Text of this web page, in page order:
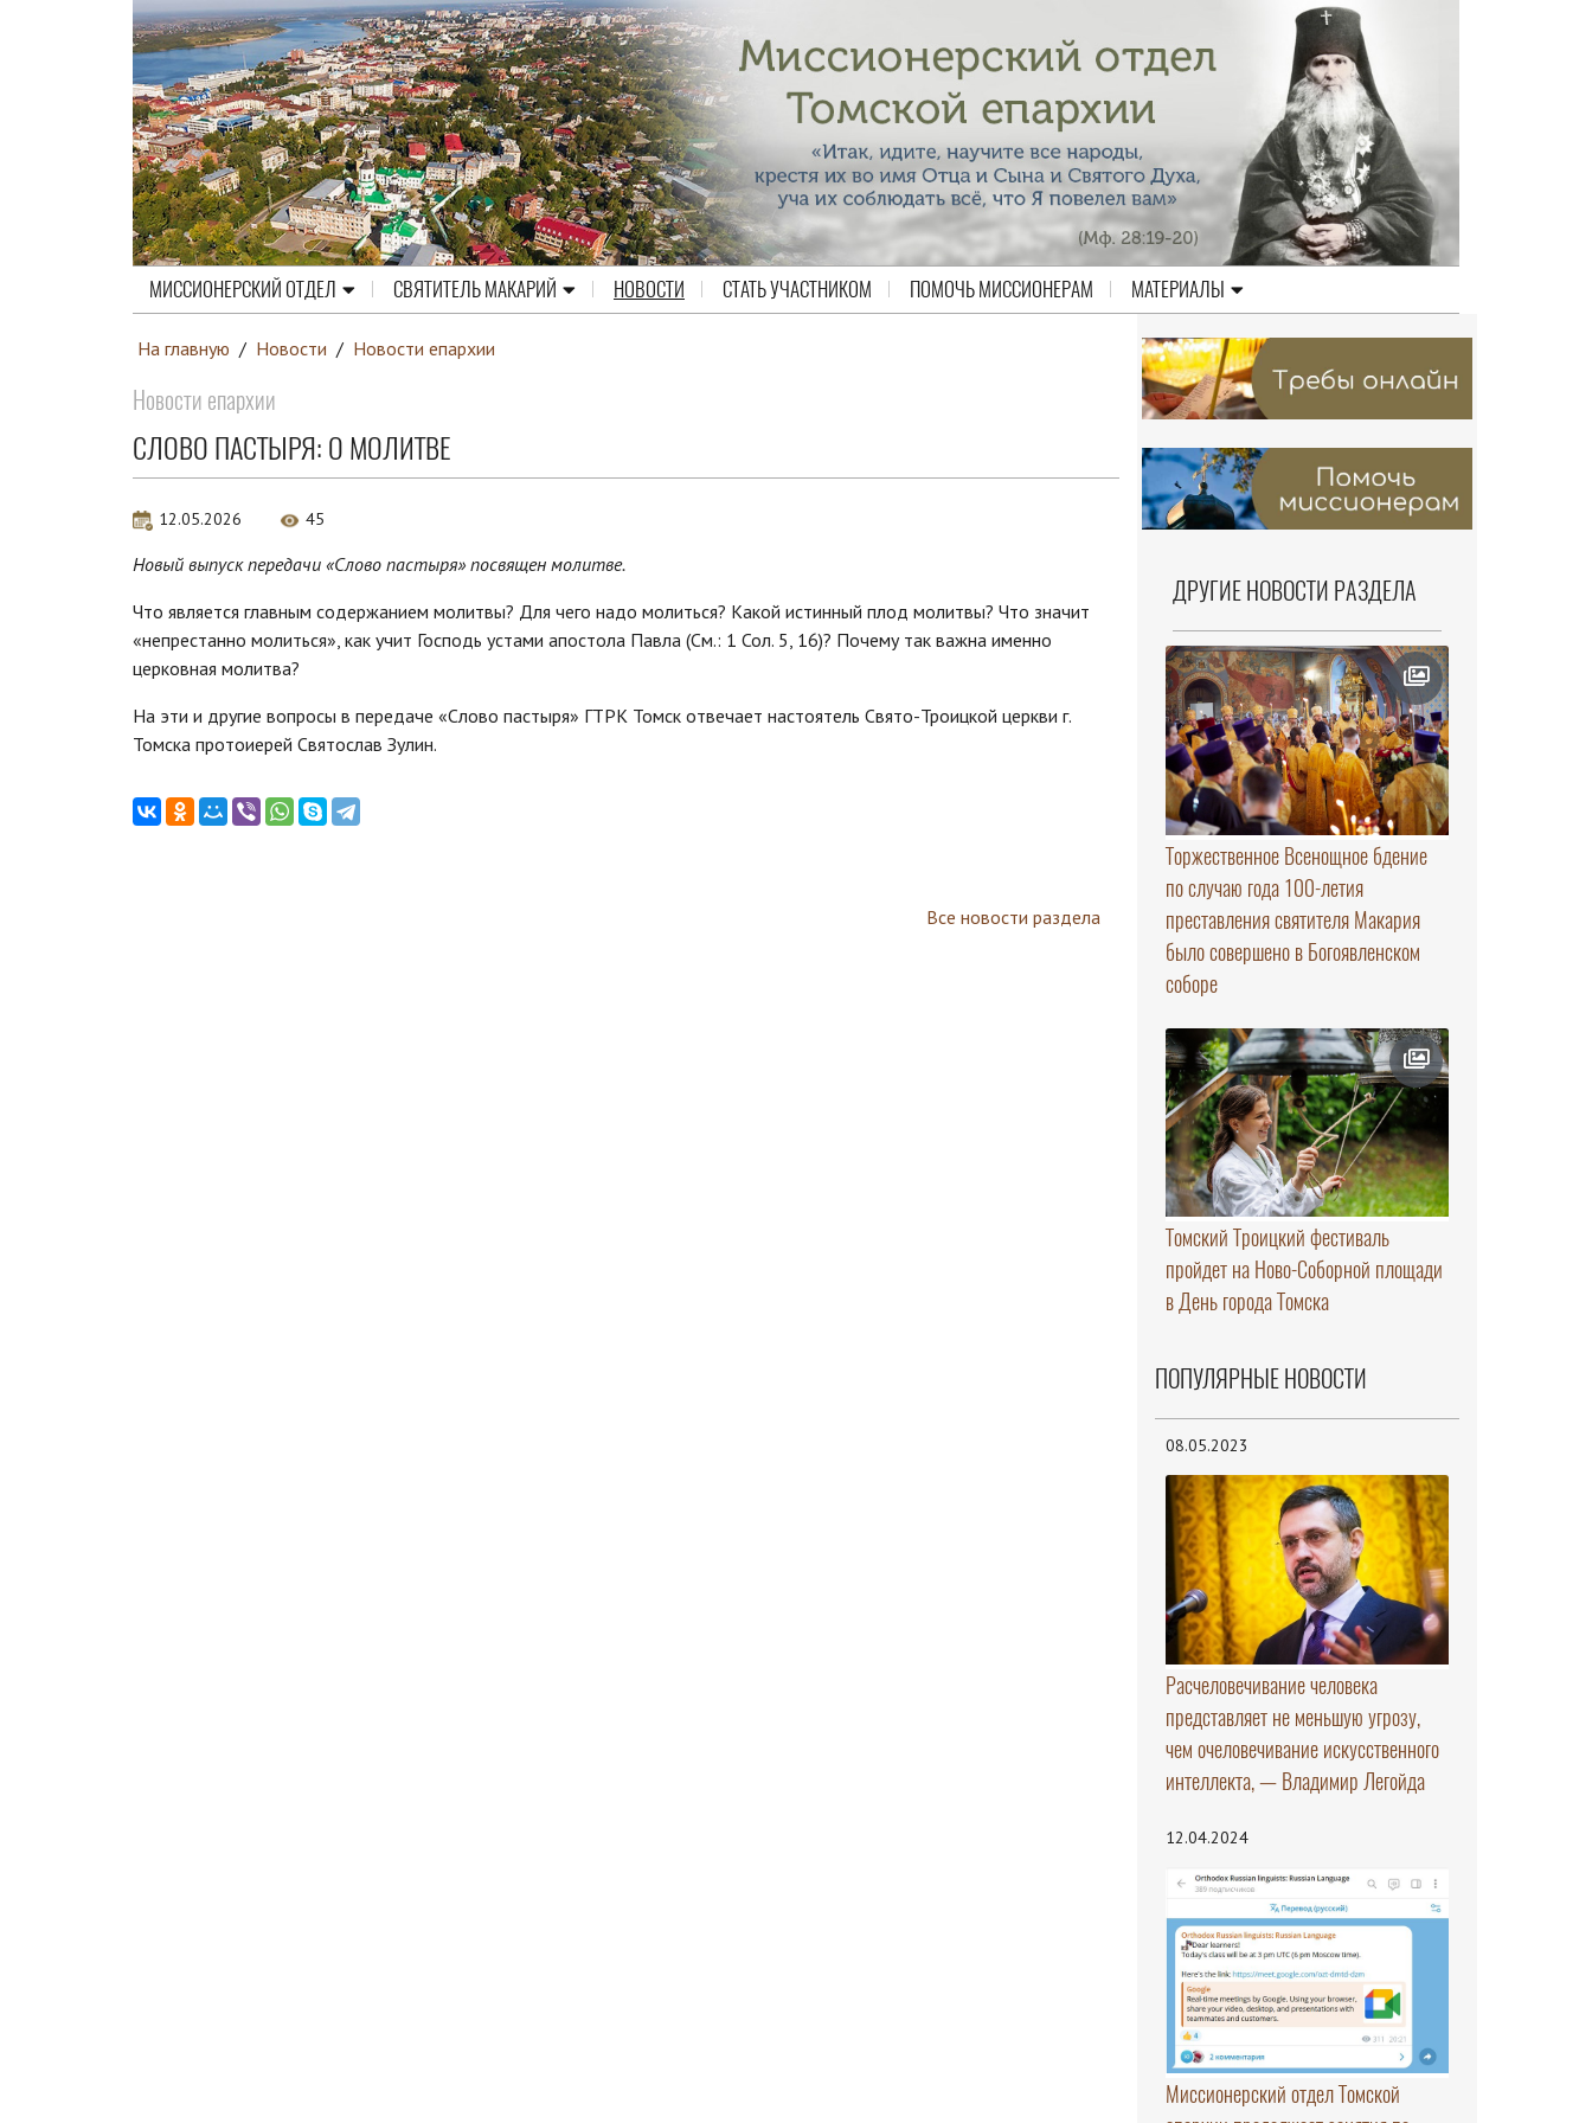
МИССИОНЕРСКИЙ ОТДЕЛ СВЯТИТЕЛЬ МАКАРИЙ НОВОСТИ СТАТЬ УЧАСТНИКОМ ПОМОЧЬ МИССИОНЕРАМ МАТЕРИАЛЫ
На главную / Новости / Новости епархии
Новости епархии
СЛОВО ПАСТЫРЯ: О МОЛИТВЕ
12.05.2026 45
Новый выпуск передачи «Слово пастыря» посвящен молитве.
Что является главным содержанием молитвы? Для чего надо молиться? Какой истинный плод молитвы? Что значит
«непрестанно молиться», как учит Господь устами апостола Павла (См.: 1 Сол. 5, 16)? Почему так важна именно
церковная молитва?
На эти и другие вопросы в передаче «Слово пастыря» ГТРК Томск отвечает настоятель Свято-Троицкой церкви г.
Томска протоиерей Святослав Зулин.
Все новости раздела
ДРУГИЕ НОВОСТИ РАЗДЕЛА
Торжественное Всенощное бдение
по случаю года 100-летия
преставления святителя Макария
было совершено в Богоявленском
соборе
Томский Троицкий фестиваль
пройдет на Ново-Соборной площади
в День города Томска
ПОПУЛЯРНЫЕ НОВОСТИ
08.05.2023
Расчеловечивание человека
представляет не меньшую угрозу,
чем очеловечивание искусственного
интеллекта, — Владимир Легойда
12.04.2024
Миссионерский отдел Томской